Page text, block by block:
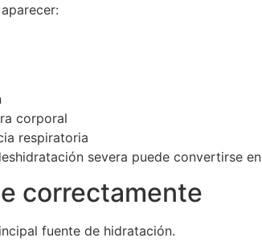
corporal
respiratoria
severa puede convertirse
correctamente
fuente de hidratación.